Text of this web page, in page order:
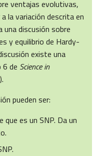
ventajas evolutivas,
la variación descrita en
discusión sobre
y equilibrio de Hardy-
existe una
6 de Science in
).
pueden ser:
es un SNP. Da un